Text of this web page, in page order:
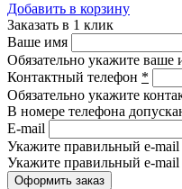
Добавить в корзину
Заказать в 1 клик
Ваше имя
Обязательно укажите ваше
Контактный телефон *
Обязательно укажите
В номере телефона
E-mail
Укажите правильный e-mail
Укажите правильный e-mail